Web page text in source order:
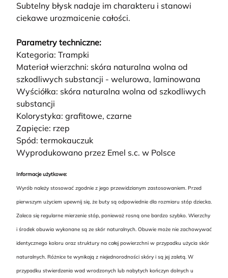
Subtelny błysk nadaje im charakteru i stanowi
ciekawe urozmaicenie całości.
Parametry techniczne:
Kategoria: Trampki
Materiał wierzchni: skóra naturalna wolna od
szkodliwych substancji - welurowa, laminowana
Wyściółka: skóra naturalna wolna od szkodliwych
substancji
Kolorystyka: grafitowe, czarne
Zapięcie: rzep
Spód: termokauczuk
Wyprodukowano przez Emel s.c. w Polsce
Informacje użytkowe:
Wyrób należy stosować zgodnie z jego przewidzianym zastosowaniem. Przed
pierwszym użyciem upewnij się, że buty są odpowiednie dla rozmiaru stóp dziecka.
Zaleca się regularne mierzenie stóp, ponieważ rosną one bardzo szybko. Wierzchy
i środek obuwia wykonane są ze skór naturalnych. Obuwie może nie zachowywać
identycznego koloru oraz struktury na całej powierzchni w przypadku użycia skór
naturalnych. Różnice te wynikają z niejednorodności skóry i są jej zaletą. W
przypadku stwierdzenia wad wrodzonych lub nabytych kończyn dolnych u